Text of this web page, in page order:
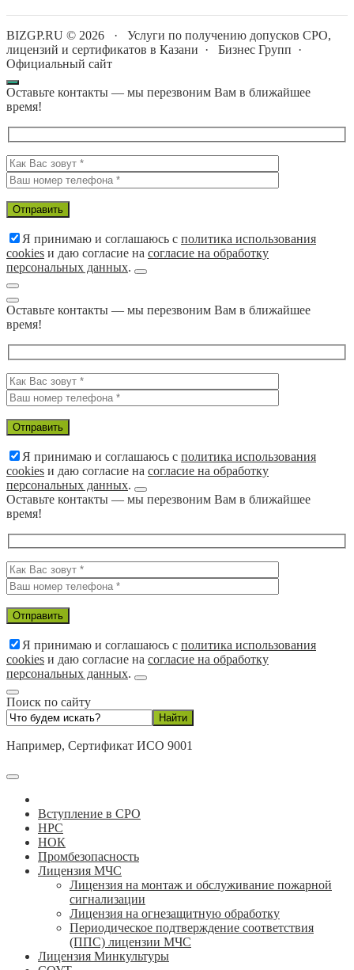
BIZGP.RU © 2026 · Услуги по получению допусков СРО,
лицензий и сертификатов в Казани · Бизнес Групп ·
Официальный сайт
Оставьте контакты — мы перезвоним Вам в ближайшее
время!
Я принимаю и соглашаюсь с политика использования
cookies и даю согласие на согласие на обработку
персональных данных.
Оставьте контакты — мы перезвоним Вам в ближайшее
время!
Я принимаю и соглашаюсь с политика использования
cookies и даю согласие на согласие на обработку
персональных данных.
Оставьте контакты — мы перезвоним Вам в ближайшее
время!
Я принимаю и соглашаюсь с политика использования
cookies и даю согласие на согласие на обработку
персональных данных.
Поиск по сайту
Например, Сертификат ИСО 9001
Вступление в СРО
НРС
НОК
Промбезопасность
Лицензия МЧС
Лицензия на монтаж и обслуживание пожарной
сигнализации
Лицензия на огнезащитную обработку
Периодическое подтверждение соответствия
(ППС) лицензии МЧС
Лицензия Минкультуры